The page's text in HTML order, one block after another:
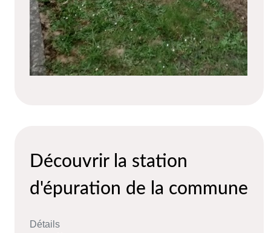
Découvrir la station
d'épuration de la commune
Détails